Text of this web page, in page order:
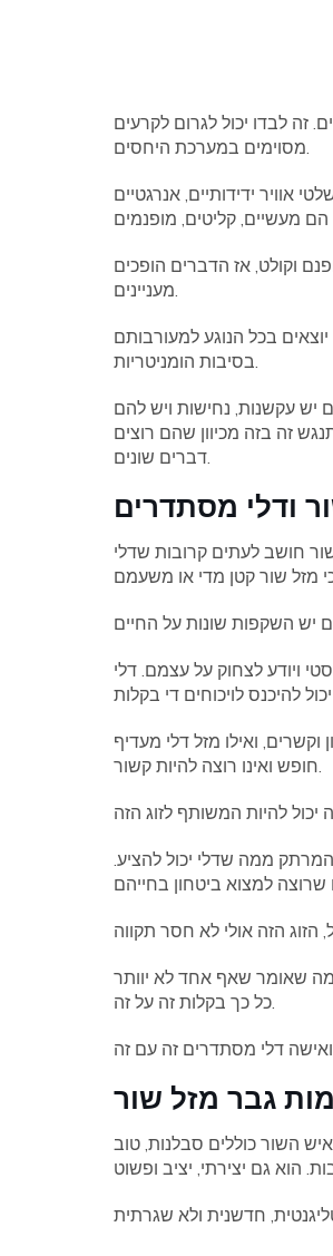
זה לבדו יכול לגרום לקרעים
מסוימים במערכת היחסים.
אוויר ידידותיים, אנרגטיים
וקולט, אז הדברים הופכים
מעניינים.
בכל הנוגע למעורבותם
בסיבות הומניטריות.
יש עקשנות, נחישות ויש להם
זה בזה מכיוון שהם רוצים
דברים שונים.
חושב לעתים קרובות שדלי
ויודע לצחוק על עצמם. דלי
ואילו מזל דלי מעדיף
חופש ואינו רוצה להיות קשור.
ממה שדלי יכול להציע.
מה שאומר שאף אחד לא יוותר
כל כך בקלות זה על זה.
גבר מזל שור
השור כוללים סבלנות, טוב